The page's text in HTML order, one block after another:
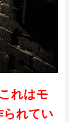
これはモ
られてい